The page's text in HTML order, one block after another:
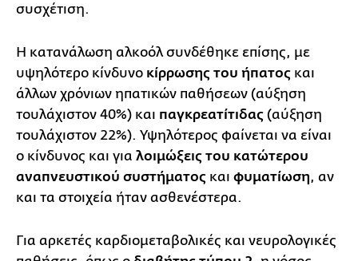
συσχέτιση.
Η κατανάλωση αλκοόλ συνδέθηκε επίσης, με
υψηλότερο κίνδυνο κίρρωσης του ήπατος και
άλλων χρόνιων ηπατικών παθήσεων (αύξηση
τουλάχιστον 40%) και παγκρεατίτιδας (αύξηση
τουλάχιστον 22%). Υψηλότερος φαίνεται να είναι
ο κίνδυνος και για λοιμώξεις του κατώτερου
αναπνευστικού συστήματος και φυματίωση, αν
και τα στοιχεία ήταν ασθενέστερα.
Για αρκετές καρδιομεταβολικές και νευρολογικές